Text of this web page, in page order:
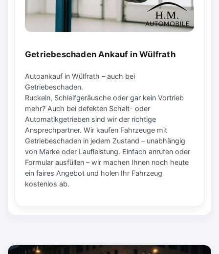
Getriebeschaden Ankauf in Wülfrath
Autoankauf in Wülfrath – auch bei
Getriebeschaden.
Ruckeln, Schleifgeräusche oder gar kein Vortrieb
mehr? Auch bei defekten Schalt- oder
Automatikgetrieben sind wir der richtige
Ansprechpartner. Wir kaufen Fahrzeuge mit
Getriebeschaden in jedem Zustand – unabhängig
von Marke oder Laufleistung. Einfach anrufen oder
Formular ausfüllen – wir machen Ihnen noch heute
ein faires Angebot und holen Ihr Fahrzeug
kostenlos ab.